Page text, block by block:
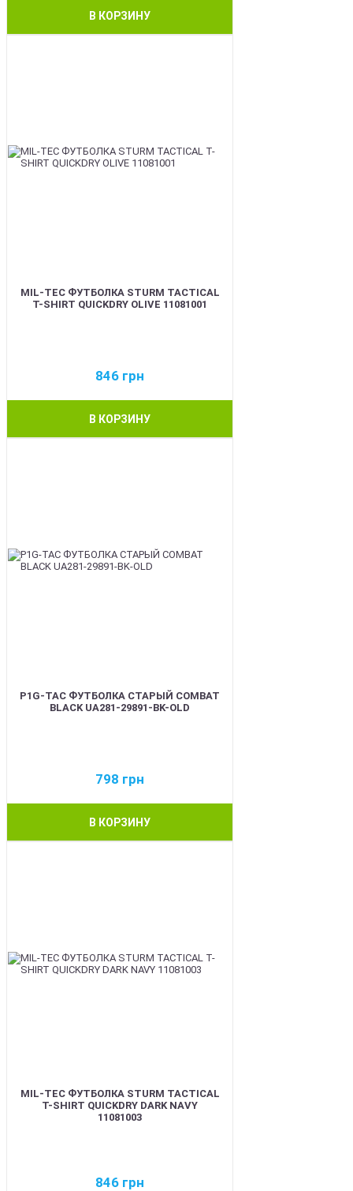
В КОРЗИНУ
MIL-TEC ФУТБОЛКА STURM TACTICAL
T-SHIRT QUICKDRY OLIVE 11081001
846 грн
В КОРЗИНУ
P1G-TAC ФУТБОЛКА СТАРЫЙ COMBAT
BLACK UA281-29891-BK-OLD
798 грн
В КОРЗИНУ
MIL-TEC ФУТБОЛКА STURM TACTICAL
T-SHIRT QUICKDRY DARK NAVY
11081003
846 грн